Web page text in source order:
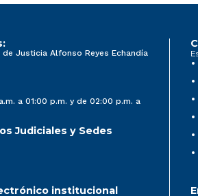
Justicia Alfonso Reyes Echandía
a 01:00 p.m. y de 02:00 p.m. a
Judiciales y Sedes
institucional